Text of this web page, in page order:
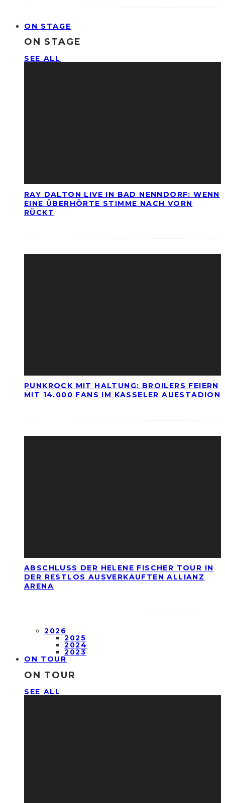
ON STAGE
ON STAGE
SEE ALL
RAY DALTON LIVE IN BAD NENNDORF: WENN
EINE ÜBERHÖRTE STIMME NACH VORN
RÜCKT
PUNKROCK MIT HALTUNG: BROILERS FEIERN
MIT 14.000 FANS IM KASSELER AUESTADION
ABSCHLUSS DER HELENE FISCHER TOUR IN
DER RESTLOS AUSVERKAUFTEN ALLIANZ
ARENA
2026
2025
2024
2023
ON TOUR
ON TOUR
SEE ALL